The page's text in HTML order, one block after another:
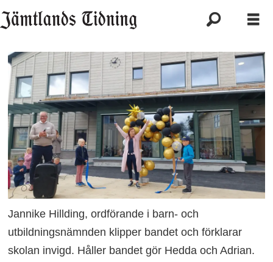
Jannike Hillding, ordförande i barn- och
utbildningsnämnden klipper bandet och förklarar
skolan invigd. Håller bandet gör Hedda och Adrian.